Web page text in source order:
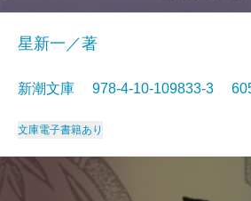
星新一／著
新潮文庫 978-4-10-109833-3
文庫電子書籍あり